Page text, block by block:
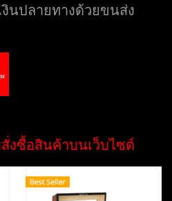
งินปลายทางด้วยขนส่ง
งซื้อสินค้าบนเว็บไซต์